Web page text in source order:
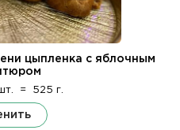
цыпленка с яблочным
= 525 г.